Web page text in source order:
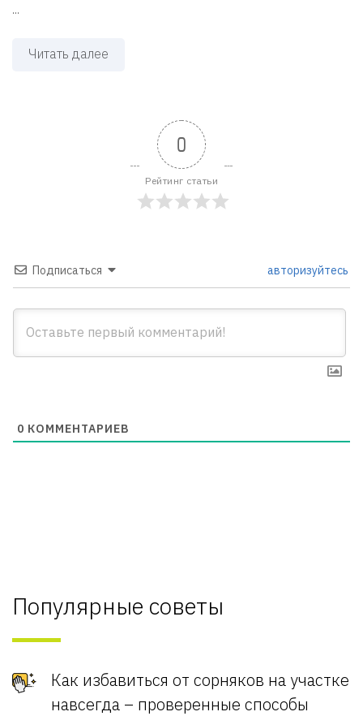
...
Читать далее
0
Рейтинг статьи
Подписаться авторизуйтесь
0 КОММЕНТАРИЕВ
Популярные советы
Как избавиться от сорняков на участке
навсегда – проверенные способы